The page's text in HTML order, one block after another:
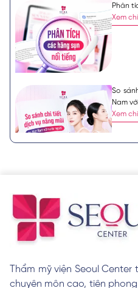
Phân
Xem
So
Nam
Xem
sụn
Xem
Thẩm mỹ viện Seoul
chuyên môn cao, tiên